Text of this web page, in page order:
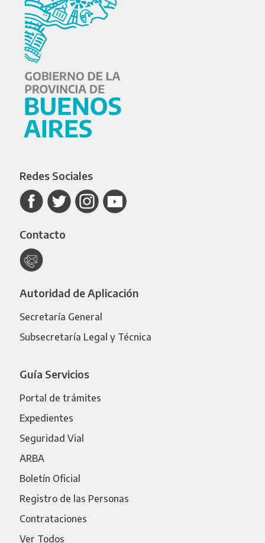
Redes Sociales
Contacto
Autoridad de Aplicación
Secretaría General
Subsecretaría Legal y Técnica
Guía Servicios
Portal de trámites
Expedientes
Seguridad Vial
ARBA
Boletín Oficial
Registro de las Personas
Contrataciones
Ver Todos